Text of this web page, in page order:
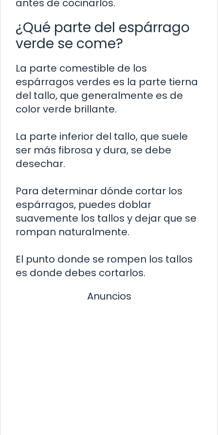
¿Qué parte del espárrago
verde se come?
La parte comestible de los
espárragos verdes es la parte tierna
del tallo, que generalmente es de
color verde brillante.
La parte inferior del tallo, que suele
ser más fibrosa y dura, se debe
desechar.
Para determinar dónde cortar los
espárragos, puedes doblar
suavemente los tallos y dejar que se
rompan naturalmente.
El punto donde se rompen los tallos
es donde debes cortarlos.
Anuncios